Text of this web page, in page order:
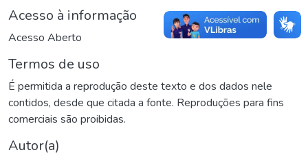
Acesso à informação
Acesso Aberto
Termos de uso
É permitida a reprodução deste texto e dos dados nele
contidos, desde que citada a fonte. Reproduções para fins
comerciais são proibidas.
Autor(a)